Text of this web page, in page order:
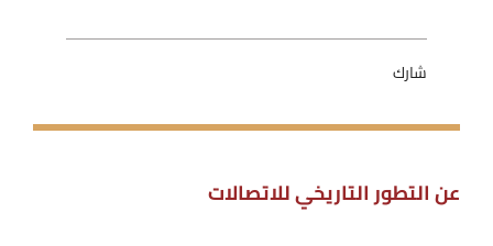
شارك
عن التطور التاريخي للاتصالات